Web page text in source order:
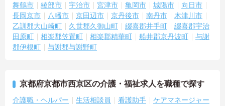
舞鶴市
綾部市 宇治市 宮津市 亀岡市 城陽市
向日市
長岡京市
八幡市 京田辺市 京丹後市 南丹市
木津川市
乙訓郡大山崎町
久世郡久御山町 綴喜郡井手町
綴喜郡宇治
田原町
相楽郡笠置町 相楽郡精華町 船井郡京丹波町
与謝
郡伊根町
与謝郡与謝野町
京都府京都市西京区の介護・福祉求人を職種で探す
介護職・ヘルパー 生活相談員 看護助手
ケアマネージャー